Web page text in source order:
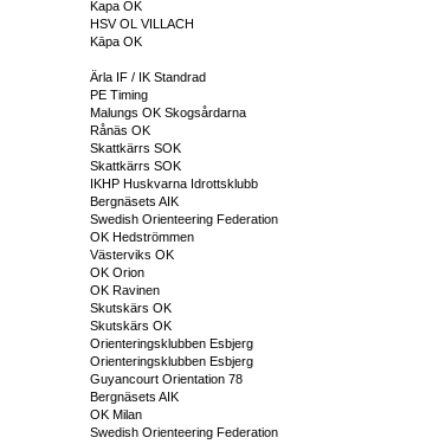
Kapa OK
HSV OL VILLACH
Kāpa OK
Ärla IF / IK Standrad
PE Timing
Malungs OK Skogsårdarna
Rånäs OK
Skattkärrs SOK
Skattkärrs SOK
IKHP Huskvarna Idrottsklubb
Bergnäsets AIK
Swedish Orienteering Federation
OK Hedströmmen
Västerviks OK
OK Orion
OK Ravinen
Skutskärs OK
Skutskärs OK
Orienteringsklubben Esbjerg
Orienteringsklubben Esbjerg
Guyancourt Orientation 78
Bergnäsets AIK
OK Milan
Swedish Orienteering Federation